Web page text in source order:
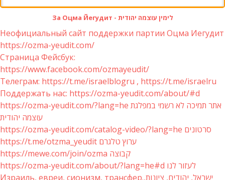
За Оцма Йегудит - לימין עוצמה יהודית
Неофициальный сайт поддержки партии Оцма Иегудит
https://ozma-yeudit.com/
Страница Фейсбук:
https://www.facebook.com/ozmayeudit/
Телеграм: https://t.me/israelblogru , https://t.me/israelru
Поддержать нас: https://ozma-yeudit.com/about/#d
https://ozma-yeudit.com/?lang=he אתר תמיכה לא רשמי במפלגת
עוצמה יהודית
https://ozma-yeudit.com/catalog-video/?lang=he סרטונים
https://t.me/otzma_yeudit ערוץ טלגרם
https://mewe.com/join/ozma קבוצה
https://ozma-yeudit.com/about/?lang=he#d לעזור לנו
Израиль, евреи, сионизм, трансфер.ישראל, יהודים, ציונות,